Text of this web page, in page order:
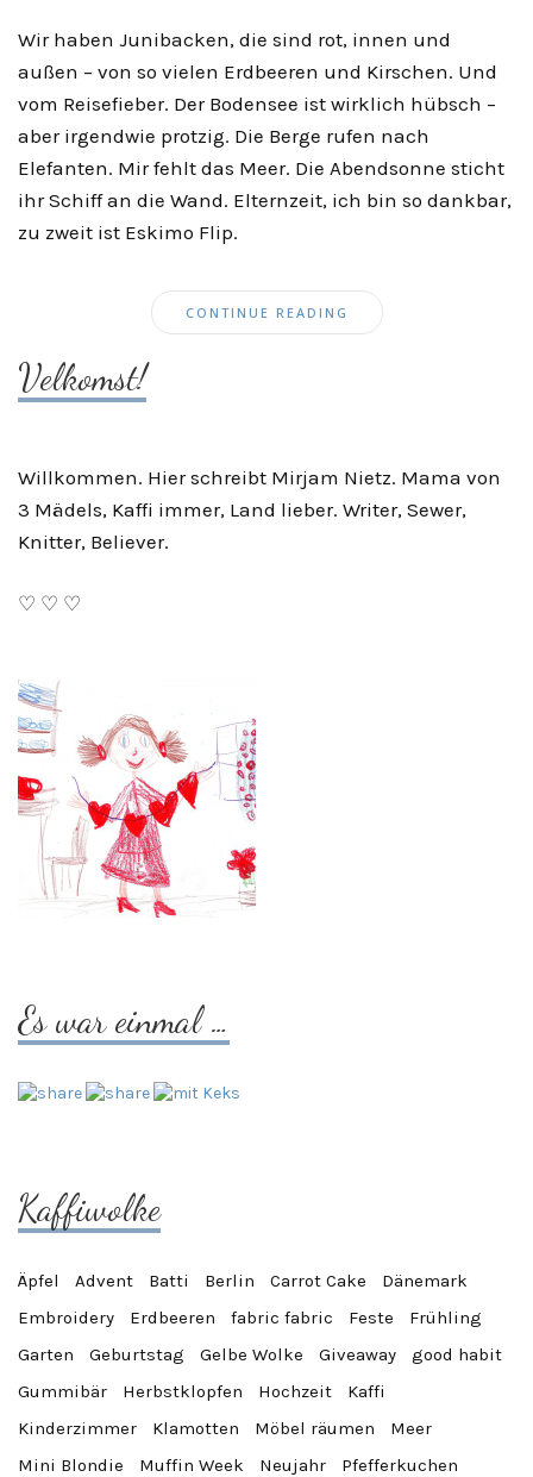
Wir haben Junibacken, die sind rot, innen und
außen – von so vielen Erdbeeren und Kirschen. Und
vom Reisefieber. Der Bodensee ist wirklich hübsch –
aber irgendwie protzig. Die Berge rufen nach
Elefanten. Mir fehlt das Meer. Die Abendsonne sticht
ihr Schiff an die Wand. Elternzeit, ich bin so dankbar,
zu zweit ist Eskimo Flip.
CONTINUE READING
Velkomst!
Willkommen. Hier schreibt Mirjam Nietz. Mama von
3 Mädels, Kaffi immer, Land lieber. Writer, Sewer,
Knitter, Believer.
♡ ♡ ♡
Es war einmal …
Kaffiwolke
Äpfel Advent Batti Berlin Carrot Cake
Dänemark
Embroidery
Erdbeeren fabric fabric Feste
Frühling
Garten
Geburtstag Gelbe Wolke Giveaway
good habit
Gummibär
Herbstklopfen Hochzeit
Kaffi
Kinderzimmer
Klamotten Möbel räumen
Meer
Mini Blondie
Muffin Week Neujahr
Pfefferkuchen